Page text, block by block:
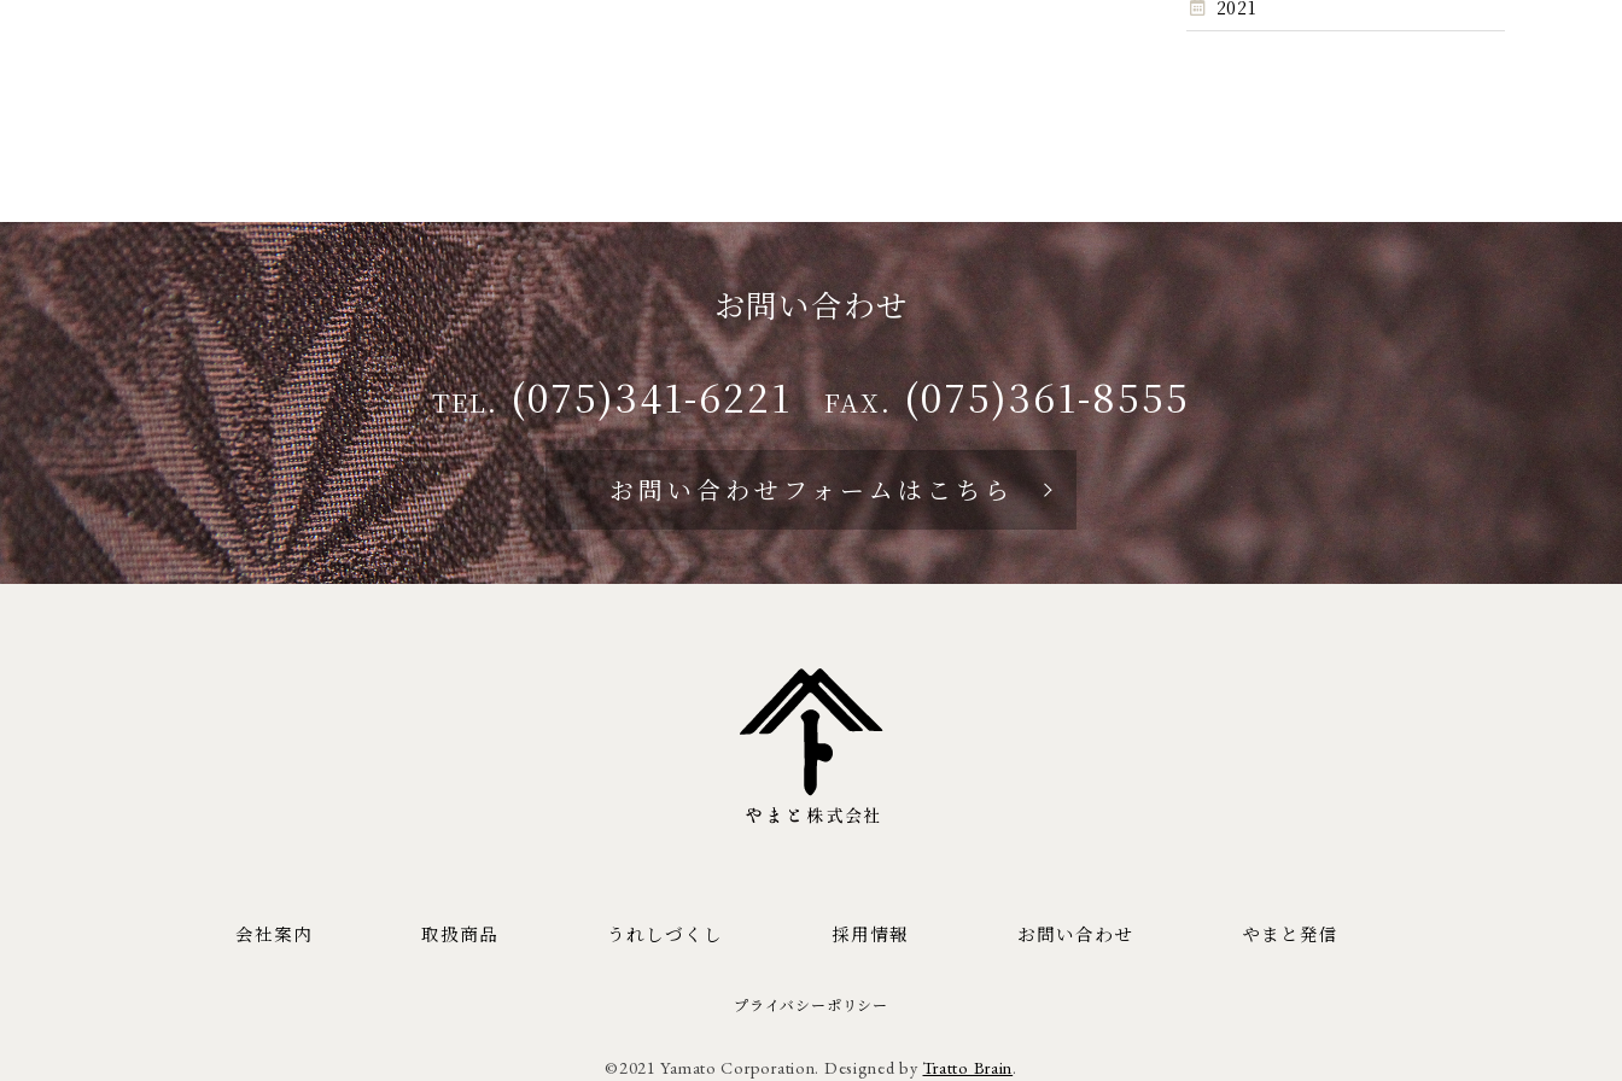
2021
お問い合わせ
TEL. (075)341-6221 FAX. (075)361-8555
お問い合わせフォームはこちら
会社案内 取扱商品 うれしづくし 採用情報 お問い合わせ やまと発信
プライバシーポリシー
©2021 Yamato Corporation. Designed by Tratto Brain.